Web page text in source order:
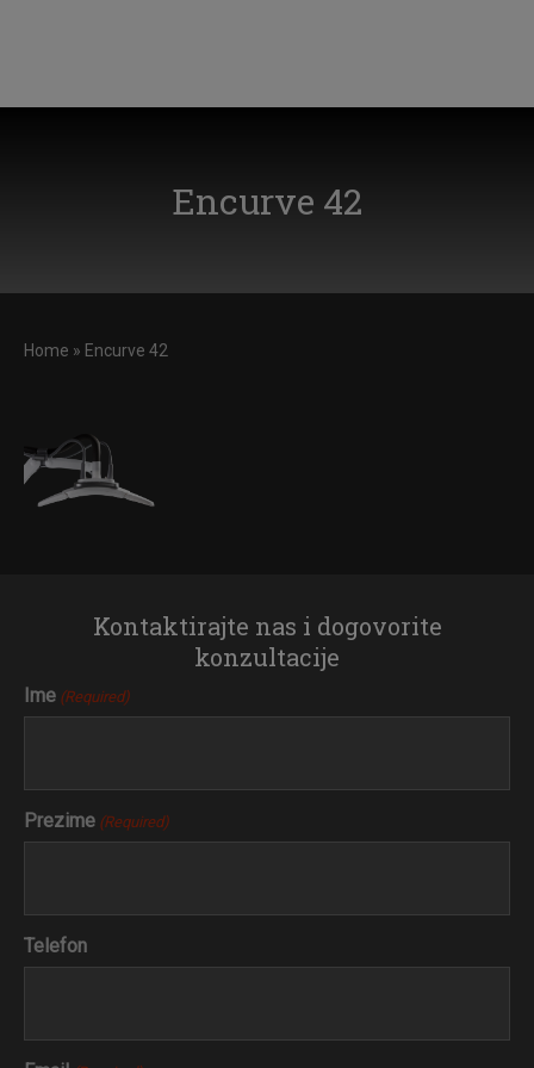
Encurve 42
Home » Encurve 42
Kontaktirajte nas i dogovorite
konzultacije
Ime (Required)
Prezime (Required)
Telefon